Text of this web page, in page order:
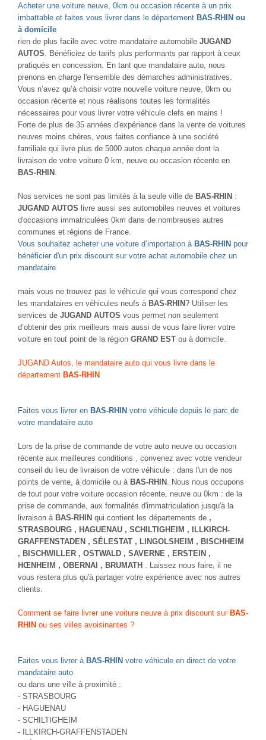
Acheter une voiture neuve, 0km ou occasion récente à un prix
imbattable et faites vous livrer dans le département BAS-RHIN ou
à domicile
rien de plus facile avec votre mandataire automobile JUGAND
AUTOS . Bénéficiez de tarifs plus performants par rapport à ceux
pratiqués en concession. En tant que mandataire auto, nous
prenons en charge l'ensemble des démarches administratives.
Vous n’avez qu’à choisir votre nouvelle voiture neuve, 0km ou
occasion récente et nous réalisons toutes les formalités
nécessaires pour vous livrer votre véhicule clefs en mains !
Forte de plus de 35 années d'expérience dans la vente de voitures
neuves moins chères, vous faites confiance à une société
familiale qui livre plus de 5000 autos chaque année dont la
livraison de votre voiture 0 km, neuve ou occasion récente en
BAS-RHIN
Nos services ne sont pas limités à la seule ville de BAS-RHIN :
JUGAND AUTOS livre aussi ses automobiles neuves et voitures
d'occasions immatriculées 0km dans de nombreuses autres
communes et régions de France.
Vous souhaitez acheter une voiture d’importation à BAS-RHIN pour
bénéficier d'un prix discount sur votre achat automobile chez un
mandataire
mais vous ne trouvez pas le véhicule qui vous correspond chez
les mandataires en véhicules neufs à BAS-RHIN? Utiliser les
services de JUGAND AUTOS vous permet non seulement
d’obtenir des prix meilleurs mais aussi de vous faire livrer votre
voiture en tout point de la région GRAND EST ou à domicile.
JUGAND Autos, le mandataire auto qui vous livre dans le
département BAS-RHIN
Faites vous livrer en BAS-RHIN votre véhicule depuis le parc de
votre mandataire auto
Lors de la prise de commande de votre auto neuve ou occasion
récente aux meilleures conditions , convenez avec votre vendeur
conseil du lieu de livraison de votre véhicule : dans l'un de nos
points de vente, à domicile ou à BAS-RHIN . Nous nous occupons
de tout pour votre voiture occasion récente, neuve ou 0km : de la
prise de commande, aux formalités d'immatriculation jusqu'à la
livraison à BAS-RHIN qui contient les départements de ,
STRASBOURG , HAGUENAU , SCHILTIGHEIM , ILLKIRCH-
GRAFFENSTADEN , SÉLESTAT , LINGOLSHEIM , BISCHHEIM
, BISCHWILLER , OSTWALD , SAVERNE , ERSTEIN ,
HŒNHEIM , OBERNAI , BRUMATH
. Laissez nous faire, il ne
vous restera plus qu'à partager votre expérience avec nos autres
clients.
Comment se faire livrer une voiture neuve à prix discount sur BAS-
RHIN ou ses villes avoisinantes ?
Faites vous livrer à BAS-RHIN votre véhicule en direct de votre
mandataire auto
ou dans une ville à proximité :
- STRASBOURG
- HAGUENAU
- SCHILTIGHEIM
- ILLKIRCH-GRAFFENSTADEN